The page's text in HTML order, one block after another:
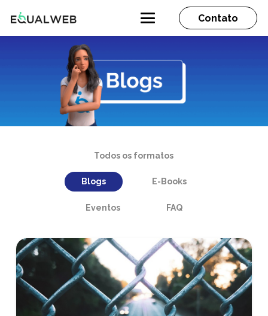
Contato
Todos os formatos
Blogs E-Books
Eventos FAQ